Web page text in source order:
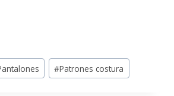
#Patrones costura